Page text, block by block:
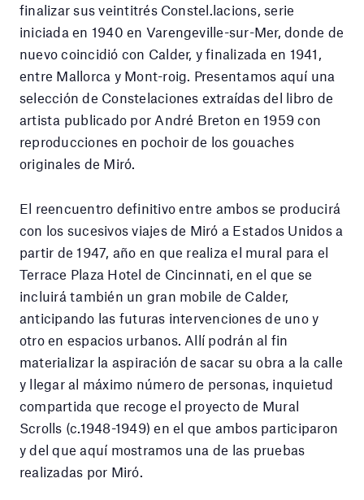
finalizar sus veintitrés Constel.lacions, serie
iniciada en 1940 en Varengeville-sur-Mer, donde de
nuevo coincidió con Calder, y finalizada en 1941,
entre Mallorca y Mont-roig. Presentamos aquí una
selección de Constelaciones extraídas del libro de
artista publicado por André Breton en 1959 con
reproducciones en pochoir de los gouaches
originales de Miró.
El reencuentro definitivo entre ambos se producirá
con los sucesivos viajes de Miró a Estados Unidos a
partir de 1947, año en que realiza el mural para el
Terrace Plaza Hotel de Cincinnati, en el que se
incluirá también un gran mobile de Calder,
anticipando las futuras intervenciones de uno y
otro en espacios urbanos. Allí podrán al fin
materializar la aspiración de sacar su obra a la calle
y llegar al máximo número de personas, inquietud
compartida que recoge el proyecto de Mural
Scrolls (c.1948-1949) en el que ambos participaron
y del que aquí mostramos una de las pruebas
realizadas por Miró.